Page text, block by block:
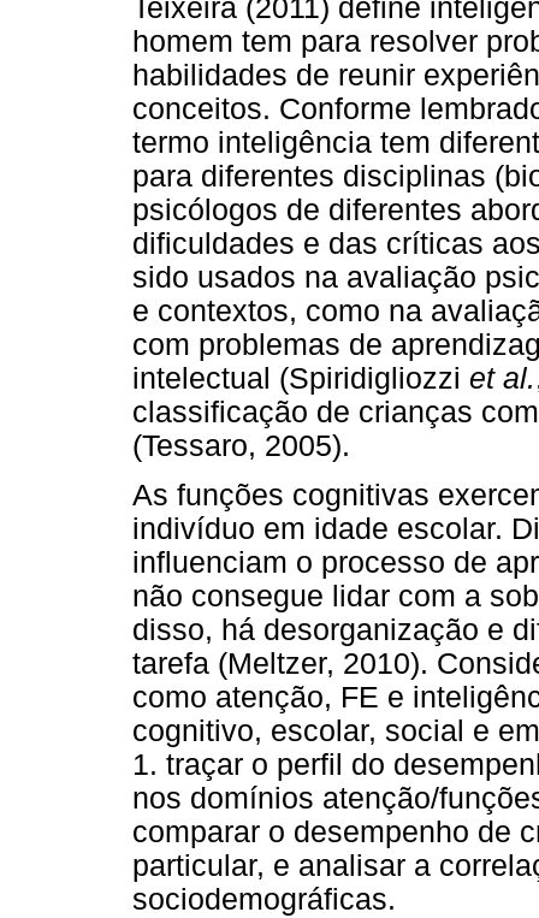
Teixeira (2011) define
homem tem para resolver
habilidades de reunir
conceitos. Conforme
termo inteligência tem
para diferentes disciplinas
psicólogos de diferentes
dificuldades e das críticas
sido usados na avaliação
e contextos, como na
com problemas de
intelectual (Spiridigliozzi et al.
classificação de crianças
(Tessaro, 2005).
As funções cognitivas
indivíduo em idade escolar.
influenciam o processo de
não consegue lidar com a
disso, há desorganização e
tarefa (Meltzer, 2010).
como atenção, FE e
cognitivo, escolar, social e
1. traçar o perfil do
nos domínios atenção/
comparar o desempenho de
particular, e analisar a
sociodemográficas.